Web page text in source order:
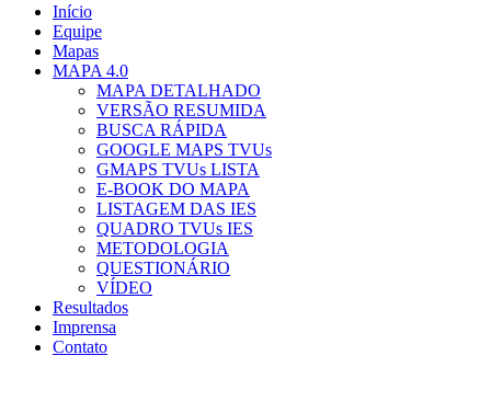
Início
Equipe
Mapas
MAPA 4.0
MAPA DETALHADO
VERSÃO RESUMIDA
BUSCA RÁPIDA
GOOGLE MAPS TVUs
GMAPS TVUs LISTA
E-BOOK DO MAPA
LISTAGEM DAS IES
QUADRO TVUs IES
METODOLOGIA
QUESTIONÁRIO
VÍDEO
Resultados
Imprensa
Contato